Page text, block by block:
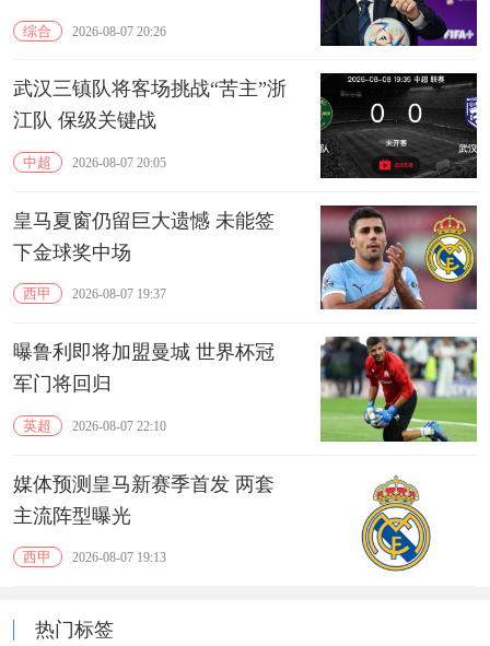
综合 2026-08-07 20:26
武汉三镇队将客场挑战“苦主”浙
江队 保级关键战
中超 2026-08-07 20:05
皇马夏窗仍留巨大遗憾 未能签
下金球奖中场
西甲 2026-08-07 19:37
曝鲁利即将加盟曼城 世界杯冠
军门将回归
英超 2026-08-07 22:10
媒体预测皇马新赛季首发 两套
主流阵型曝光
西甲 2026-08-07 19:13
热门标签